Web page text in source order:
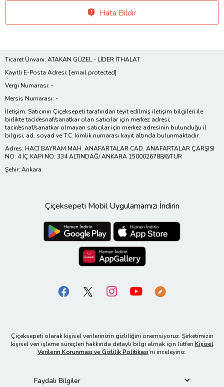
Hata Bildir
Ticaret Ünvanı: ATAKAN GÜZEL - LİDER İTHALAT
Kayıtlı E-Posta Adresi: [email protected]
Vergi Numarası: -
Mersis Numarası: -
İletişim: Satıcının Çiçeksepeti tarafından teyit edilmiş iletişim bilgileri ile
birlikte tacir/esnaf/sanatkar olan satıcılar için merkez adresi;
tacir/esnaf/sanatkar olmayan satıcılar için merkez adresinin bulunduğu il
bilgisi, ad, soyad ve T.C. kimlik numarası kayıt altında bulunmaktadır.
Adres: HACI BAYRAM MAH. ANAFARTALAR CAD. ANAFARTALAR ÇARŞISI
NO: 4 İÇ KAPI NO: 334 ALTINDAĞ/ ANKARA 1500026788/6/TUR
Şehir: Ankara
Çiçeksepeti Mobil Uygulamamızı İndirin
Çiçeksepeti olarak kişisel verilerinizin gizliliğini önemsiyoruz. Şirketimizin
kişisel veri işleme süreçleri hakkında detaylı bilgi almak için lütfen Kişisel
Verilerin Korunması ve Gizlilik Politikası’nı inceleyiniz.
Faydalı Bilgiler